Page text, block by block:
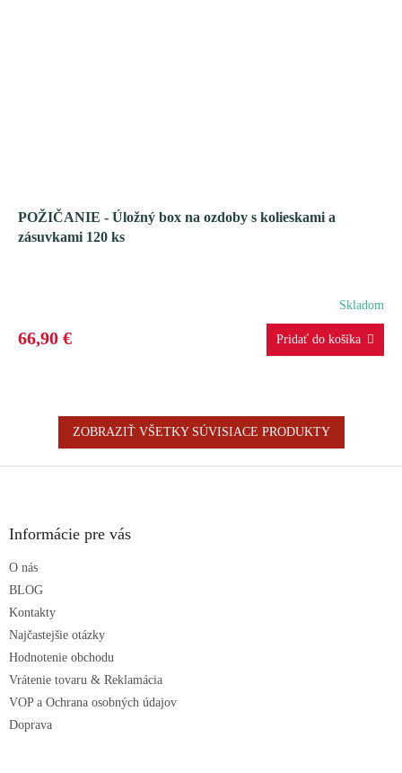
POŽIČANIE - Úložný box na ozdoby s kolieskami a
zásuvkami 120 ks
Skladom
66,90 €
ZOBRAZIŤ VŠETKY SÚVISIACE PRODUKTY
Informácie pre vás
O nás
BLOG
Kontakty
Najčastejšie otázky
Hodnotenie obchodu
Vrátenie tovaru & Reklamácia
VOP a Ochrana osobných údajov
Doprava